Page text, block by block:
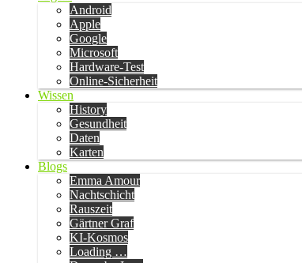
Android
Apple
Google
Microsoft
Hardware-Test
Online-Sicherheit
Wissen
History
Gesundheit
Daten
Karten
Blogs
Emma Amour
Nachtschicht
Rauszeit
Gärtner Graf
KI-Kosmos
Loading …